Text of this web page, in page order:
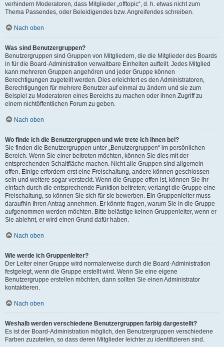
verhindern Moderatoren, dass Mitglieder „offtopic“, d. h. etwas nicht zum
Thema Passendes, oder Beleidigendes bzw. Angreifendes schreiben.
Nach oben
Was sind Benutzergruppen?
Benutzergruppen sind Gruppen von Mitgliedern, die die Mitglieder des Boards
in für die Board-Administration verwaltbare Einheiten aufteilt. Jedes Mitglied
kann mehreren Gruppen angehören und jeder Gruppe können
Berechtigungen zugeteilt werden. Dies erleichtert es den Administratoren,
Berechtigungen für mehrere Benutzer auf einmal zu ändern und sie zum
Beispiel zu Moderatoren eines Bereichs zu machen oder ihnen Zugriff zu
einem nichtöffentlichen Forum zu geben.
Nach oben
Wo finde ich die Benutzergruppen und wie trete ich ihnen bei?
Sie finden die Benutzergruppen unter „Benutzergruppen“ im persönlichen
Bereich. Wenn Sie einer beitreten möchten, können Sie dies mit der
entsprechenden Schaltfläche machen. Nicht alle Gruppen sind allgemein
offen. Einige erfordern erst eine Freischaltung, andere können geschlossen
sein und weitere sogar versteckt. Wenn die Gruppe offen ist, können Sie ihr
einfach durch die entsprechende Funktion beitreten; verlangt die Gruppe eine
Freischaltung, so können Sie sich für sie bewerben. Ein Gruppenleiter muss
daraufhin Ihren Antrag annehmen. Er könnte fragen, warum Sie in die Gruppe
aufgenommen werden möchten. Bitte belästige keinen Gruppenleiter, wenn er
Sie ablehnt, er wird einen Grund dafür haben.
Nach oben
Wie werde ich Gruppenleiter?
Der Leiter einer Gruppe wird normalerweise durch die Board-Administration
festgelegt, wenn die Gruppe erstellt wird. Wenn Sie eine eigene
Benutzergruppe erstellen möchten, dann sollten Sie einen Administrator
kontaktieren.
Nach oben
Weshalb werden verschiedene Benutzergruppen farbig dargestellt?
Es ist der Board-Administration möglich, den Benutzergruppen verschiedene
Farben zuzuteilen, so dass deren Mitglieder leichter zu identifizieren sind.